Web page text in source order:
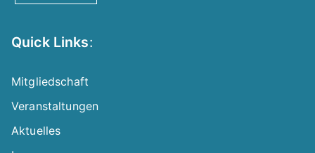
Quick Links:
Mitgliedschaft
Veranstaltungen
Aktuelles